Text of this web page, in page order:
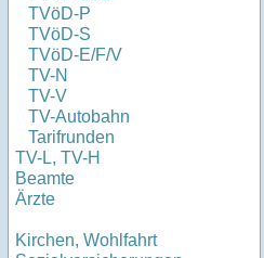
TVöD-P
TVöD-S
TVöD-E/F/V
TV-N
TV-V
TV-Autobahn
Tarifrunden
TV-L, TV-H
Beamte
Ärzte
Kirchen, Wohlfahrt